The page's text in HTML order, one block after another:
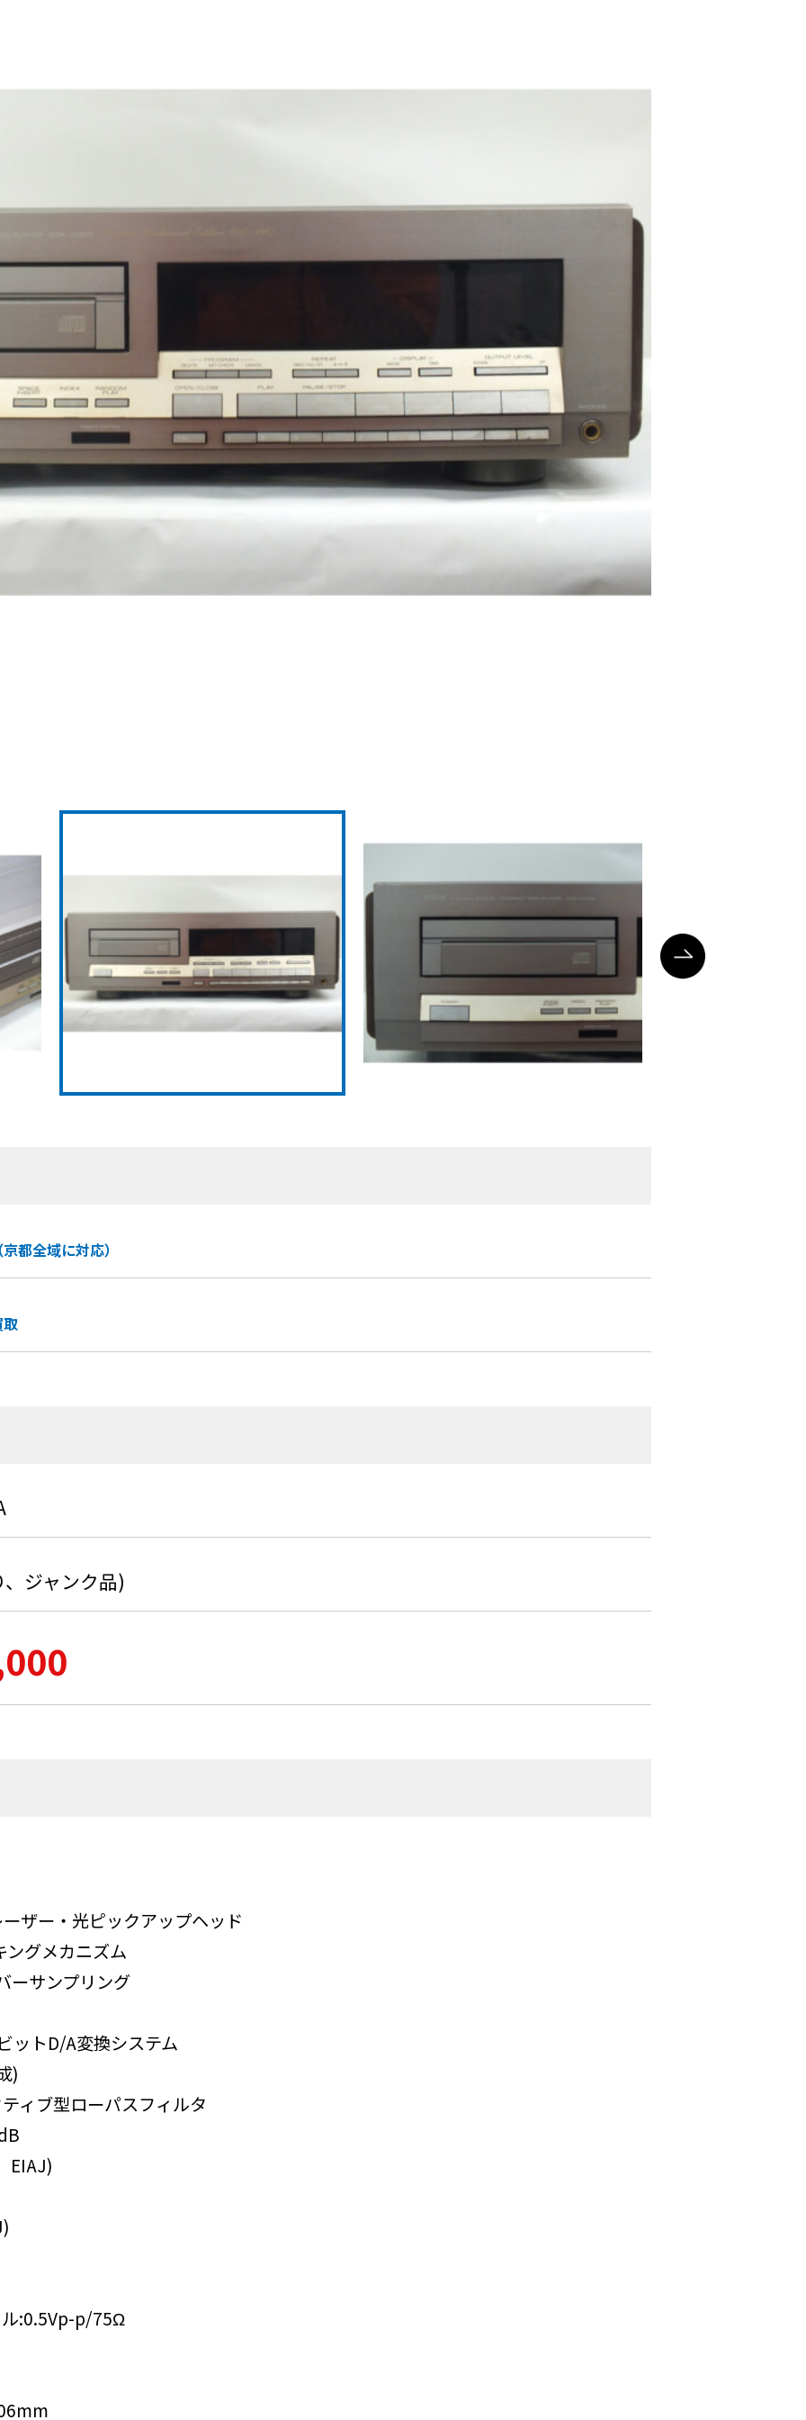
都全域に対応）
、ジャンク品)
ザー・光ピックアップヘッド
グメカニズム
ーサンプリング
ットD/A変換システム
)
ィブ型ローパスフィルタ
EIAJ)
:0.5Vp-p/75Ω